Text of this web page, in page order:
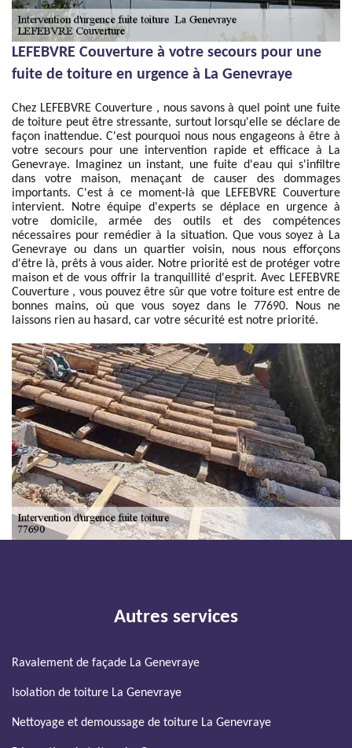
LEFEBVRE Couverture à votre secours pour une
fuite de toiture en urgence à La Genevraye
Chez LEFEBVRE Couverture , nous savons à quel point une fuite
de toiture peut être stressante, surtout lorsqu'elle se déclare de
façon inattendue. C'est pourquoi nous nous engageons à être à
votre secours pour une intervention rapide et efficace à La
Genevraye. Imaginez un instant, une fuite d'eau qui s'infiltre
dans votre maison, menaçant de causer des dommages
importants. C'est à ce moment-là que LEFEBVRE Couverture
intervient. Notre équipe d'experts se déplace en urgence à
votre domicile, armée des outils et des compétences
nécessaires pour remédier à la situation. Que vous soyez à La
Genevraye ou dans un quartier voisin, nous nous efforçons
d'être là, prêts à vous aider. Notre priorité est de protéger votre
maison et de vous offrir la tranquillité d'esprit. Avec LEFEBVRE
Couverture , vous pouvez être sûr que votre toiture est entre de
bonnes mains, où que vous soyez dans le 77690. Nous ne
laissons rien au hasard, car votre sécurité est notre priorité.
Autres services
Ravalement de façade La Genevraye
Isolation de toiture La Genevraye
Nettoyage et demoussage de toiture La Genevraye